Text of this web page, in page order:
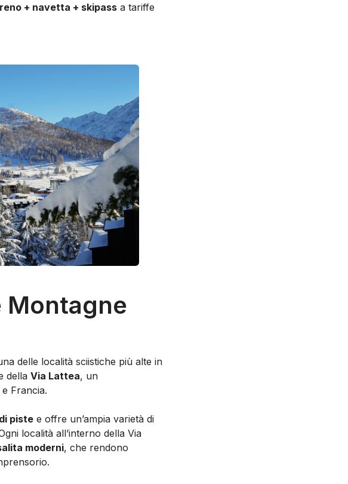
+ navetta + skipass a tariffe
Montagne
delle località sciistiche più alte in
della Via Lattea, un
Francia.
piste e offre un’ampia varietà di
località all’interno della Via
moderni, che rendono